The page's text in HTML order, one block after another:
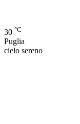
30 °C
Puglia
cielo sereno